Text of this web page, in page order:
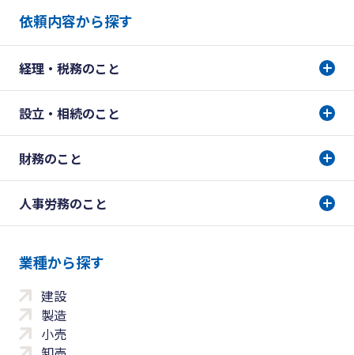
依頼内容から探す
経理・税務のこと
設立・相続のこと
財務のこと
人事労務のこと
業種から探す
建設
製造
小売